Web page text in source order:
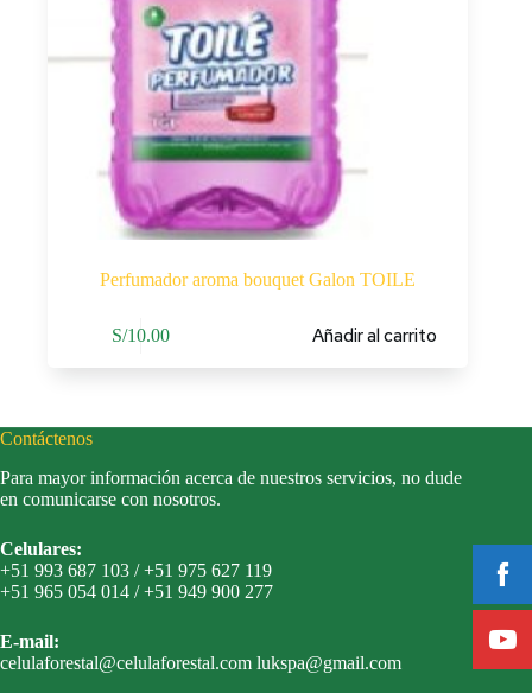
Perfumador aroma bouquet Galon TOILE
S/10.00 Añadir al carrito
Contáctenos
Para mayor información acerca de nuestros servicios, no dude
en comunicarse con nosotros.
Celulares:
+51 993 687 103 / +51 975 627 119
+51 965 054 014 / +51 949 900 277
E-mail:
celulaforestal@celulaforestal.com lukspa@gmail.com